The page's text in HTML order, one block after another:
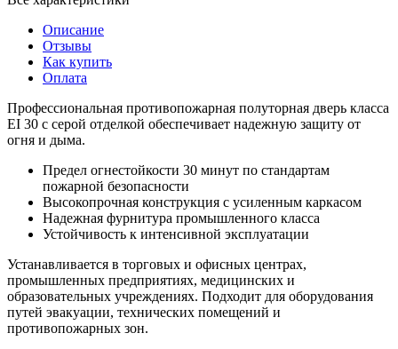
Описание
Отзывы
Как купить
Оплата
Профессиональная противопожарная полуторная дверь класса
EI 30 с серой отделкой обеспечивает надежную защиту от
огня и дыма.
Предел огнестойкости 30 минут по стандартам
пожарной безопасности
Высокопрочная конструкция с усиленным каркасом
Надежная фурнитура промышленного класса
Устойчивость к интенсивной эксплуатации
Устанавливается в торговых и офисных центрах,
промышленных предприятиях, медицинских и
образовательных учреждениях. Подходит для оборудования
путей эвакуации, технических помещений и
противопожарных зон.